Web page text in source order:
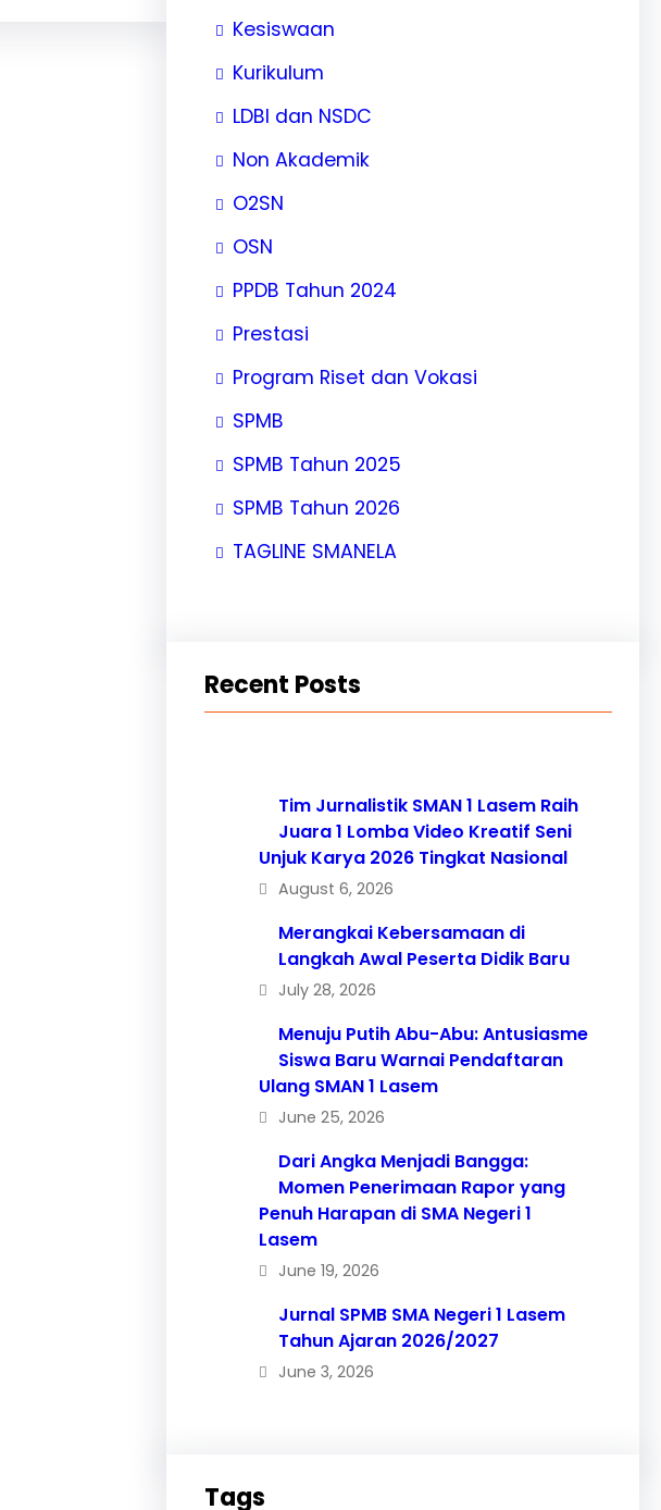
Kesiswaan
Kurikulum
LDBI dan NSDC
Non Akademik
O2SN
OSN
PPDB Tahun 2024
Prestasi
Program Riset dan Vokasi
SPMB
SPMB Tahun 2025
SPMB Tahun 2026
TAGLINE SMANELA
Recent Posts
Tim Jurnalistik SMAN 1 Lasem Raih
Juara 1 Lomba Video Kreatif Seni
Unjuk Karya 2026 Tingkat Nasional
August 6, 2026
Merangkai Kebersamaan di
Langkah Awal Peserta Didik Baru
July 28, 2026
Menuju Putih Abu-Abu: Antusiasme
Siswa Baru Warnai Pendaftaran
Ulang SMAN 1 Lasem
June 25, 2026
Dari Angka Menjadi Bangga:
Momen Penerimaan Rapor yang
Penuh Harapan di SMA Negeri 1
Lasem
June 19, 2026
Jurnal SPMB SMA Negeri 1 Lasem
Tahun Ajaran 2026/2027
June 3, 2026
Tags